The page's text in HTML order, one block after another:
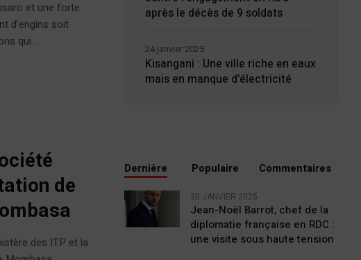
et une forte
d’engins soit
qui...
de
des ITP et la
après le décès de 9 soldats
Kisangani : Une ville riche en eaux
mais en manque d’électricité
24 janvier 2025
Dernière Populaire Commentaires
30 JANVIER 2025
Jean-Noël Barrot, chef de la
diplomatie française en RDC :
une visite sous haute tension